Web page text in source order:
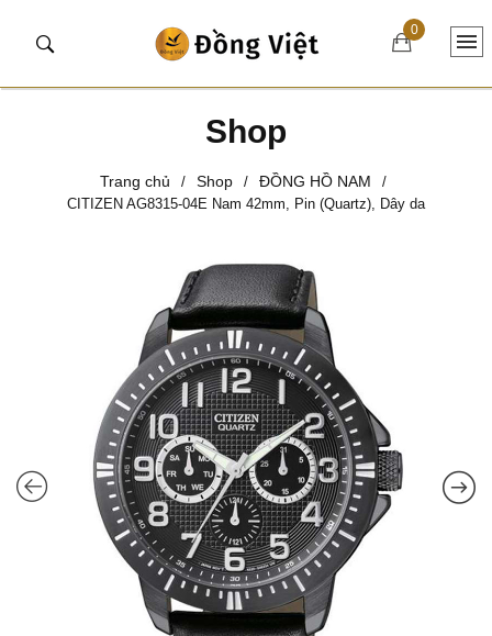
0
Shop
Trang chủ / Shop / ĐỒNG HỒ NAM
/
CITIZEN AG8315-04E Nam 42mm, Pin (Quartz), Dây da